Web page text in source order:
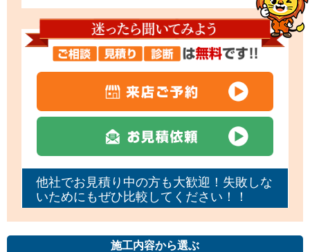
他社でお見積り中の方も大歓迎！失敗しな
いためにもぜひ比較してください！！
施工内容から選ぶ